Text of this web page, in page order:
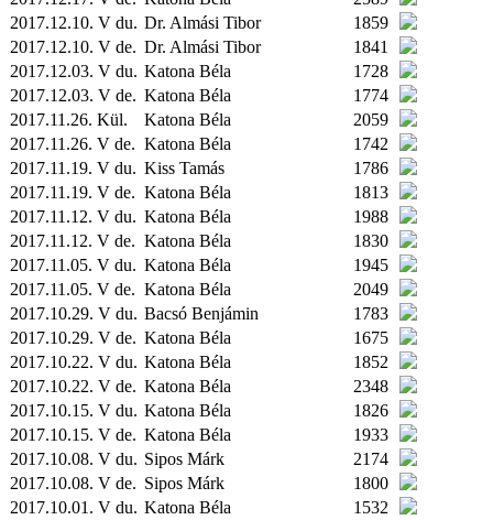
2017.12.10. V du. Dr. Almási Tibor
1859
2017.12.10. V de. Dr. Almási Tibor
1841
2017.12.03. V du. Katona Béla
1728
2017.12.03. V de. Katona Béla
1774
2017.11.26. Kül. Katona Béla
2059
2017.11.26. V de. Katona Béla
1742
2017.11.19. V du. Kiss Tamás
1786
2017.11.19. V de. Katona Béla
1813
2017.11.12. V du. Katona Béla
1988
2017.11.12. V de. Katona Béla
1830
2017.11.05. V du. Katona Béla
1945
2017.11.05. V de. Katona Béla
2049
2017.10.29. V du. Bacsó Benjámin
1783
2017.10.29. V de. Katona Béla
1675
2017.10.22. V du. Katona Béla
1852
2017.10.22. V de. Katona Béla
2348
2017.10.15. V du. Katona Béla
1826
2017.10.15. V de. Katona Béla
1933
2017.10.08. V du. Sipos Márk
2174
2017.10.08. V de. Sipos Márk
1800
2017.10.01. V du. Katona Béla
1532